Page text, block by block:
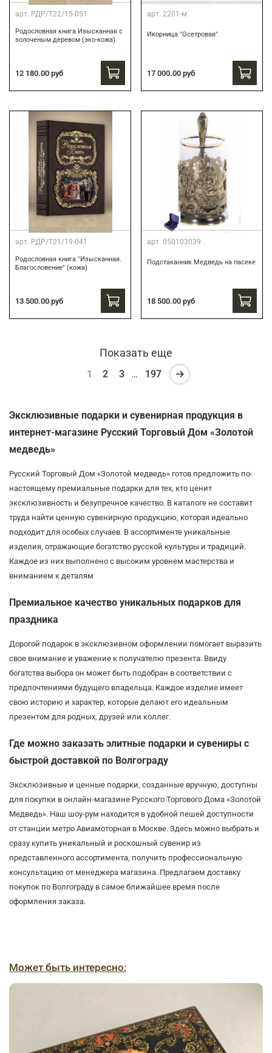
арт. РДР/Т22/15-051
Родословная книга Изысканная с
золоченым деревом (эко-кожа)
12 180.00 руб
арт. 2201-м
Икорница "Осетровая"
17 000.00 руб
арт. РДР/Т21/19-041
Родословная книга "Изысканная.
Благословение" (кожа)
13 500.00 руб
арт. 050103039
Подстаканник Медведь на пасеке
18 500.00 руб
Показать еще
1 2 3 … 197
Эксклюзивные подарки и сувенирная продукция в
интернет-магазине Русский Торговый Дом «Золотой
медведь»
Русский Торговый Дом «Золотой медведь» готов предложить по-
настоящему премиальные подарки для тех, кто ценит
эксклюзивность и безупречное качество. В каталоге не составит
труда найти ценную сувенирную продукцию, которая идеально
подходит для особых случаев. В ассортименте уникальные
изделия, отражающие богатство русской культуры и традиций.
Каждое из них выполнено с высоким уровнем мастерства и
вниманием к деталям
Премиальное качество уникальных подарков для
праздника
Дорогой подарок в эксклюзивном оформлении помогает выразить
свое внимание и уважение к получателю презента. Ввиду
богатства выбора он может быть подобран в соответствии с
предпочтениями будущего владельца. Каждое изделие имеет
свою историю и характер, которые делают его идеальным
презентом для родных, друзей или коллег.
Где можно заказать элитные подарки и сувениры с
быстрой доставкой по Волгограду
Эксклюзивные и ценные подарки, созданные вручную, доступны
для покупки в онлайн-магазине Русского Торгового Дома «Золотой
Медведь». Наш шоу-рум находится в удобной пешей доступности
от станции метро Авиамоторная в Москве. Здесь можно выбрать и
сразу купить уникальный и роскошный сувенир из
представленного ассортимента, получить профессиональную
консультацию от менеджера магазина. Предлагаем доставку
покупок по Волгограду в самое ближайшее время после
оформления заказа.
Может быть интересно: